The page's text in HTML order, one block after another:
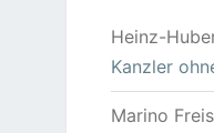
Heinz-
Kanzler
Marino